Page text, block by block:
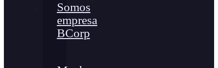
Somos
empresa
BCorp